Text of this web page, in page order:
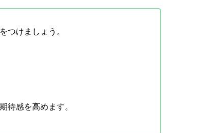
つけましょう。
待感を高めます。